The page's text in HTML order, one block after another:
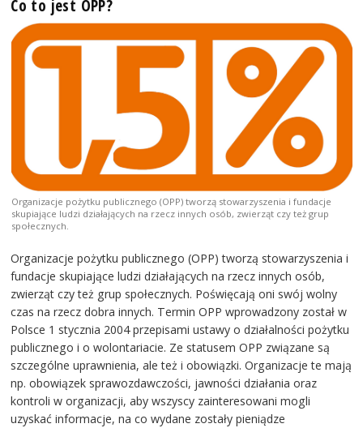
Co to jest OPP?
Organizacje pożytku publicznego (OPP) tworzą stowarzyszenia i fundacje
skupiające ludzi działających na rzecz innych osób, zwierząt czy też grup
społecznych.
Organizacje pożytku publicznego (OPP) tworzą stowarzyszenia i
fundacje skupiające ludzi działających na rzecz innych osób,
zwierząt czy też grup społecznych. Poświęcają oni swój wolny
czas na rzecz dobra innych. Termin OPP wprowadzony został w
Polsce 1 stycznia 2004 przepisami ustawy o działalności pożytku
publicznego i o wolontariacie. Ze statusem OPP związane są
szczególne uprawnienia, ale też i obowiązki. Organizacje te mają
np. obowiązek sprawozdawczości, jawności działania oraz
kontroli w organizacji, aby wszyscy zainteresowani mogli
uzyskać informacje, na co wydane zostały pieniądze